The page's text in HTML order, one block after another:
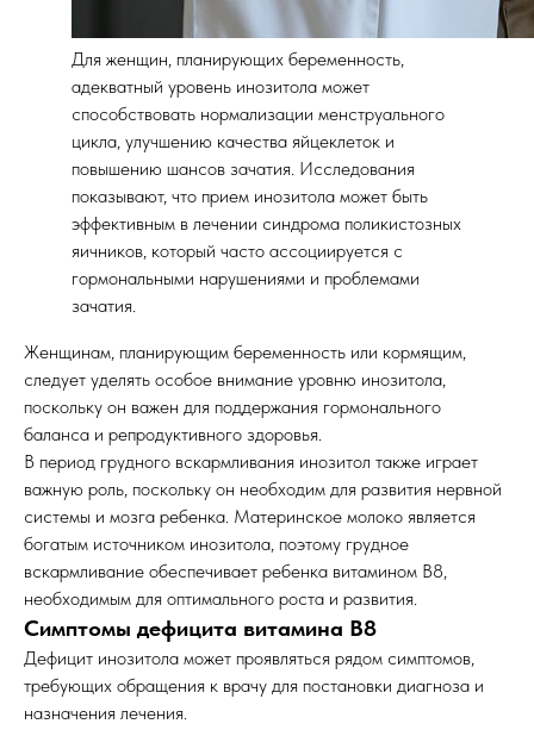
Для женщин, планирующих беременность,
адекватный уровень инозитола может
способствовать нормализации менструального
цикла, улучшению качества яйцеклеток и
повышению шансов зачатия. Исследования
показывают, что прием инозитола может быть
эффективным в лечении синдрома поликистозных
яичников, который часто ассоциируется с
гормональными нарушениями и проблемами
зачатия.
Женщинам, планирующим беременность или кормящим,
следует уделять особое внимание уровню инозитола,
поскольку он важен для поддержания гормонального
баланса и репродуктивного здоровья.
В период грудного вскармливания инозитол также играет
важную роль, поскольку он необходим для развития нервной
системы и мозга ребенка. Материнское молоко является
богатым источником инозитола, поэтому грудное
вскармливание обеспечивает ребенка витамином B8,
необходимым для оптимального роста и развития.
Симптомы дефицита витамина B8
Дефицит инозитола может проявляться рядом симптомов,
требующих обращения к врачу для постановки диагноза и
назначения лечения.